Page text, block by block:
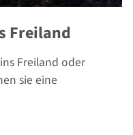
Freiland
Freiland oder
sie eine